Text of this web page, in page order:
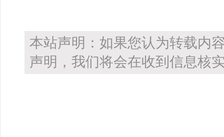
本站声明：如果您认为转载内
声明，我们将会在收到信息核